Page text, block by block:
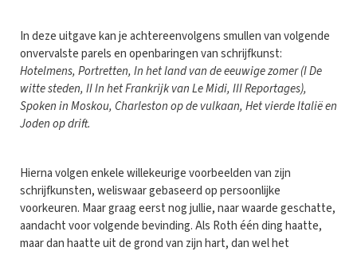
In deze uitgave kan je achtereenvolgens smullen van volgende
onvervalste parels en openbaringen van schrijfkunst:
Hotelmens, Portretten, In het land van de eeuwige zomer (I De
witte steden, II In het Frankrijk van Le Midi, III Reportages),
Spoken in Moskou, Charleston op de vulkaan, Het vierde Italië en
Joden op drift.
Hierna volgen enkele willekeurige voorbeelden van zijn
schrijfkunsten, weliswaar gebaseerd op persoonlijke
voorkeuren. Maar graag eerst nog jullie, naar waarde geschatte,
aandacht voor volgende bevinding. Als Roth één ding haatte,
maar dan haatte uit de grond van zijn hart, dan wel het